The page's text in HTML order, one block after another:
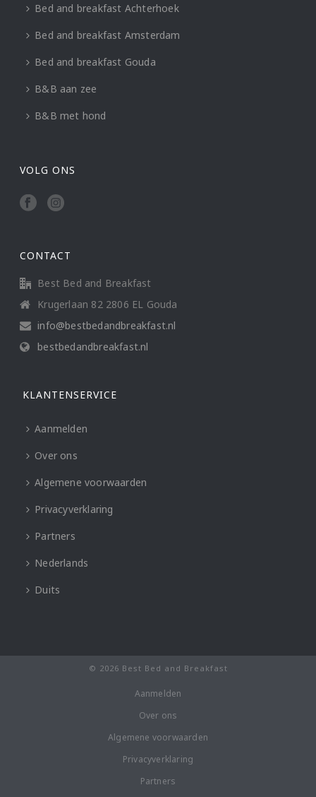
Bed and breakfast Achterhoek
Bed and breakfast Amsterdam
Bed and breakfast Gouda
B&B aan zee
B&B met hond
VOLG ONS
CONTACT
Best Bed and Breakfast
Krugerlaan 82 2806 EL Gouda
info@bestbedandbreakfast.nl
bestbedandbreakfast.nl
KLANTENSERVICE
Aanmelden
Over ons
Algemene voorwaarden
Privacyverklaring
Partners
Nederlands
Duits
© 2026 Best Bed and Breakfast
Aanmelden
Over ons
Algemene voorwaarden
Privacyverklaring
Partners